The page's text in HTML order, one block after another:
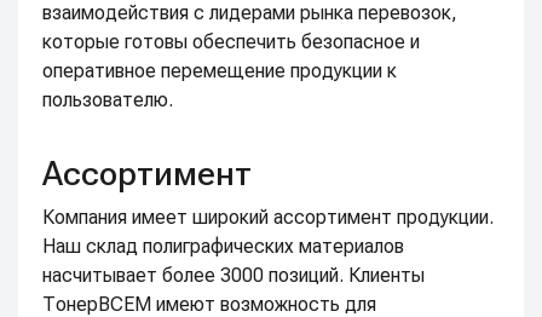
взаимодействия с лидерами рынка перевозок,
которые готовы обеспечить безопасное и
оперативное перемещение продукции к
пользователю.
Ассортимент
Компания имеет широкий ассортимент продукции.
Наш склад полиграфических материалов
насчитывает более 3000 позиций. Клиенты
ТонерВСЕМ имеют возможность для